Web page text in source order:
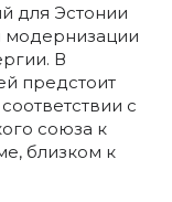
для Эстонии
модернизации
В
предстоит
с
союза к
близком к